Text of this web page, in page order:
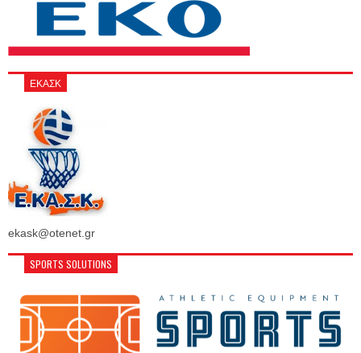
ΕΚΑΣΚ
ekask@otenet.gr
SPORTS SOLUTIONS